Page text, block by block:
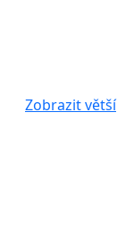
Zobrazit větší